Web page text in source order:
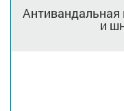
Антивандальная
и